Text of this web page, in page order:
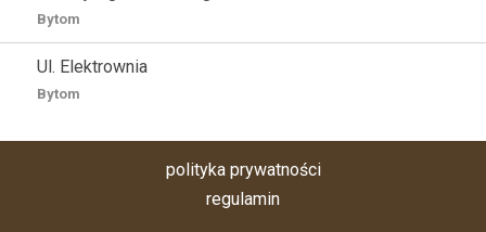
Bytom
Ul. Elektrownia
Bytom
polityka prywatności
regulamin